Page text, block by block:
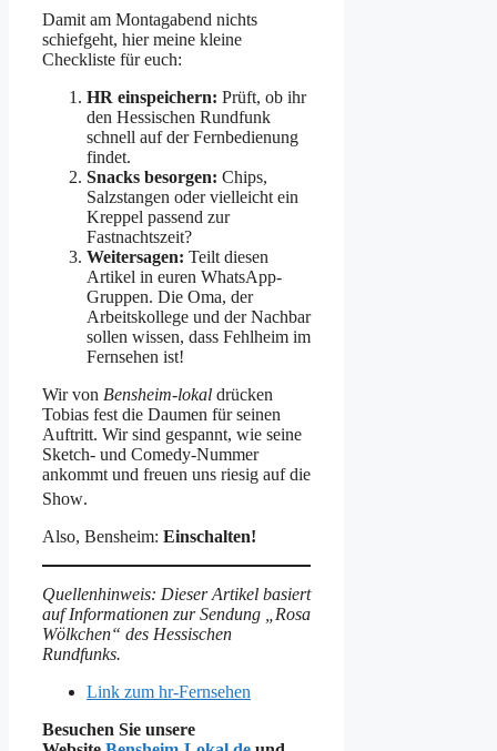
Damit am Montagabend nichts
schiefgeht, hier meine kleine
Checkliste für euch:
HR einspeichern: Prüft, ob ihr
den Hessischen Rundfunk
schnell auf der Fernbedienung
findet.
Snacks besorgen: Chips,
Salzstangen oder vielleicht ein
Kreppel passend zur
Fastnachtszeit?
Weitersagen: Teilt diesen
Artikel in euren WhatsApp-
Gruppen. Die Oma, der
Arbeitskollege und der Nachbar
sollen wissen, dass Fehlheim im
Fernsehen ist!
Wir von Bensheim-lokal drücken
Tobias fest die Daumen für seinen
Auftritt. Wir sind gespannt, wie seine
Sketch- und Comedy-Nummer
ankommt und freuen uns riesig auf die
Show.
Also, Bensheim: Einschalten!
Quellenhinweis: Dieser Artikel basiert
auf Informationen zur Sendung „Rosa
Wölkchen“ des Hessischen
Rundfunks.
Link zum hr-Fernsehen
Besuchen Sie unsere